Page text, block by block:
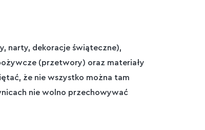
narty, dekoracje świąteczne),
(przetwory) oraz materiały
że nie wszystko można tam
nie wolno przechowywać